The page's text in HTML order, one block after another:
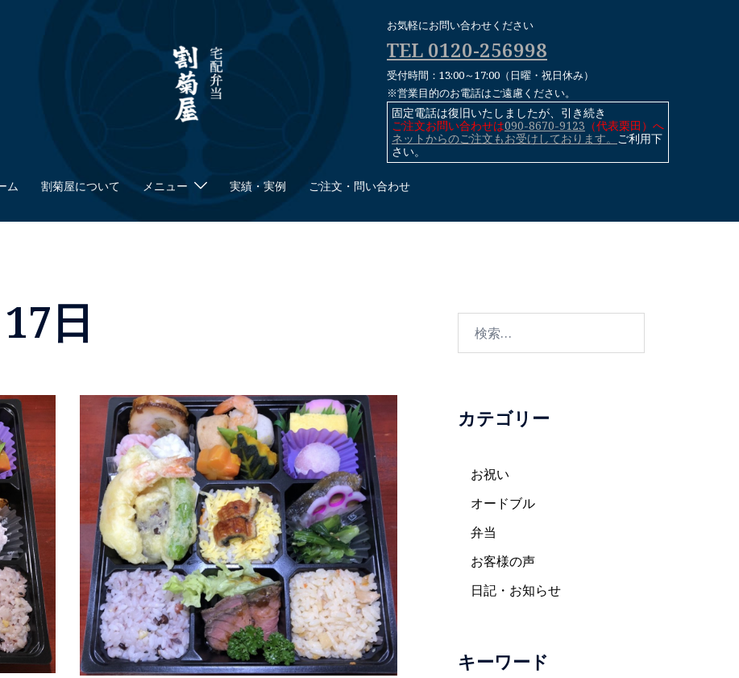
お気軽にお問い合わせください
TEL 0120-256998
受付時間：13:00～17:00（日曜・祝日休み）
※営業目的のお電話はご遠慮ください。
固定電話は復旧いたしましたが、引き続き
ご注文お問い合わせは090-8670-9123 （代表栗田）へ
ネットからのご注文もお受けしております。 ご利用下
さい。
ム 割菊屋について メニュー 実績・実例 ご注文・問い合わせ
日
カテゴリー
お祝い
オードブル
弁当
お客様の声
日記・お知らせ
キーワード